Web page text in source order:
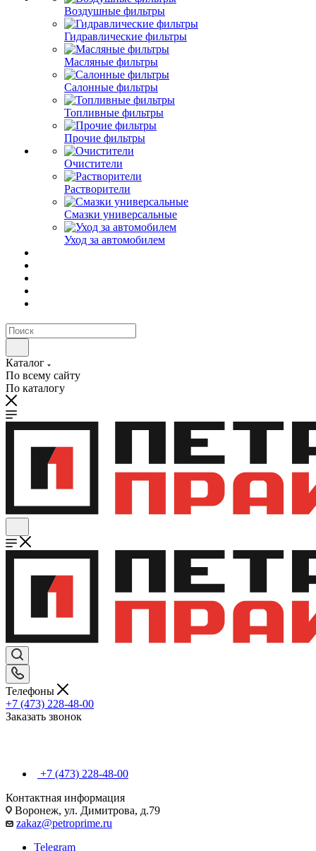
Воздушные фильтры
Гидравлические фильтры
Масляные фильтры
Салонные фильтры
Топливные фильтры
Прочие фильтры
Очистители
Растворители
Смазки универсальные
Уход за автомобилем
Каталог
По всему сайту
По каталогу
Телефоны
+7 (473) 228-48-00
Заказать звонок
+7 (473) 228-48-00
Контактная информация
Воронеж, ул. Димитрова, д.79
zakaz@petroprime.ru
Telegram